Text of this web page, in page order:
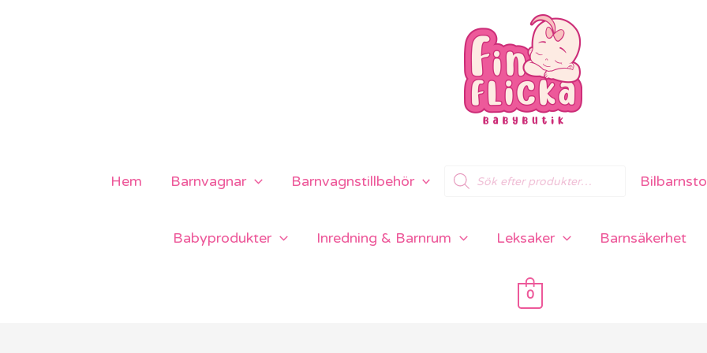
Hem Barnvagnar Barnvagnstillbehör
Products
search
Babyprodukter Inredning & Barnrum Leksaker Barnsäkerhet
0